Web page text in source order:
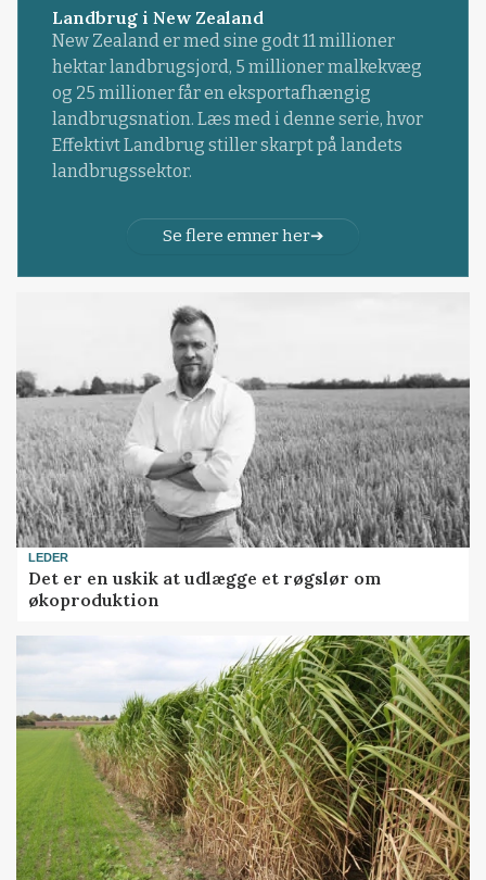
Landbrug i New Zealand
New Zealand er med sine godt 11 millioner
hektar landbrugsjord, 5 millioner malkekvæg
og 25 millioner får en eksportafhængig
landbrugsnation. Læs med i denne serie, hvor
Effektivt Landbrug stiller skarpt på landets
landbrugssektor.
Se flere emner her
LEDER
Det er en uskik at udlægge et røgslør om
økoproduktion